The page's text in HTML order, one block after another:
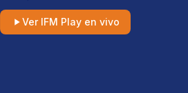
Ver IFM Play en vivo